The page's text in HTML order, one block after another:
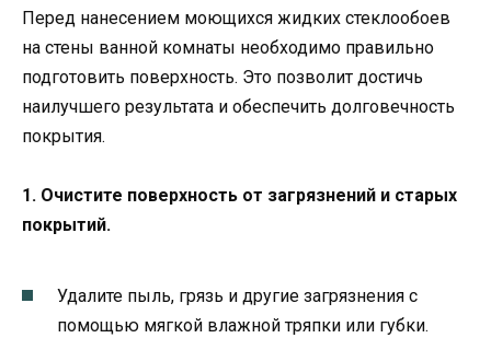
Перед нанесением моющихся жидких стеклообоев
на стены ванной комнаты необходимо правильно
подготовить поверхность. Это позволит достичь
наилучшего результата и обеспечить долговечность
покрытия.
1. Очистите поверхность от загрязнений и старых
покрытий.
Удалите пыль, грязь и другие загрязнения с
помощью мягкой влажной тряпки или губки.